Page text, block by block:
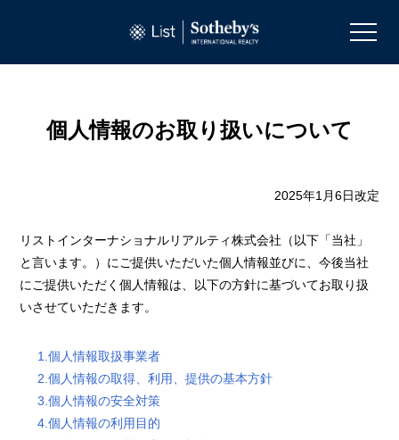
個人情報のお取り扱いについて
2025年1月6日改定
リストインターナショナルリアルティ株式会社（以下「当社」
と言います。）にご提供いただいた個人情報並びに、今後当社
にご提供いただく個人情報は、以下の方針に基づいてお取り扱
いさせていただきます。
1.個人情報取扱事業者
2.個人情報の取得、利用、提供の基本方針
3.個人情報の安全対策
4.個人情報の利用目的